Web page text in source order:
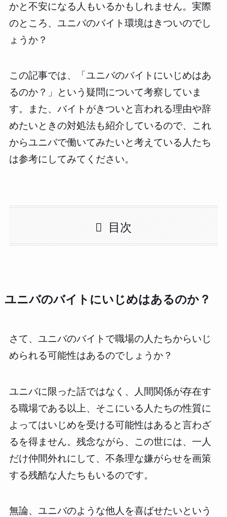
かと不安になる人もいるかもしれません。実際
のところ、ユニバのバイト環境はきついのでし
ょうか？
この記事では、「ユニバのバイトにいじめはあ
るのか？」という疑問について考察していま
す。また、バイトがきついと言われる理由や辞
めたいときの対処法も紹介しているので、これ
からユニバで働いてみたいと考えている人たち
は参考にしてみてください。
目次
ユニバのバイトにいじめはあるのか？
さて、ユニバのバイトで職場の人たちからいじ
められる可能性はあるのでしょうか？
ユニバに限った話ではなく、人間関係が存在す
る職場である以上、そこにいる人たちの性質に
よってはいじめを受ける可能性はあると言わざ
るを得ません。残念ながら、この世には、一人
だけ仲間外れにして、不条理な嫌がらせを画策
する残酷な人たちもいるのです。
無論、ユニバのような他人を喜ばせたいという